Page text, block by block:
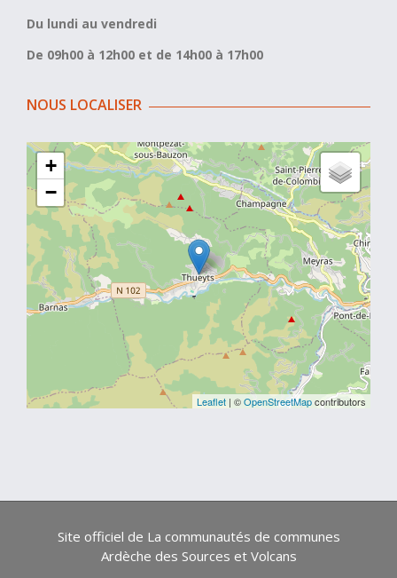
Du lundi au vendredi
De 09h00 à 12h00 et de 14h00 à 17h00
NOUS LOCALISER
+
−
Leaflet | ©OpenStreetMapcontributors
Site officiel de La communautés de communes
Ardèche des Sources et Volcans